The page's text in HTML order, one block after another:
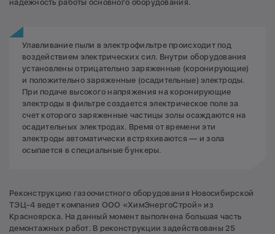
надежность работы основного оборудования.
Улавливание пыли в электрофильтре происходит под
воздействием электрических сил. Внутри оборудования
установлены отрицательно заряженные (коронирующие)
и положительно заряженные (осадительные) электроды.
При подаче высокого напряжения на коронирующие
электроды в фильтре создается электрическое поле за
счет которого заряженные частицы золы осаждаются на
осадительных электродах. Время от времени эти
электроды автоматически встряхиваются — и зола
осыпается в специальные бункеры.
Реконструкцию газоочистного оборудования Новосибирской
ТЭЦ-4 ведет компания ООО «ХимЭнергоСтрой» из
Красноярска. На данный момент выполнена большая часть
демонтажных работ. В реконструкции задействованы 25